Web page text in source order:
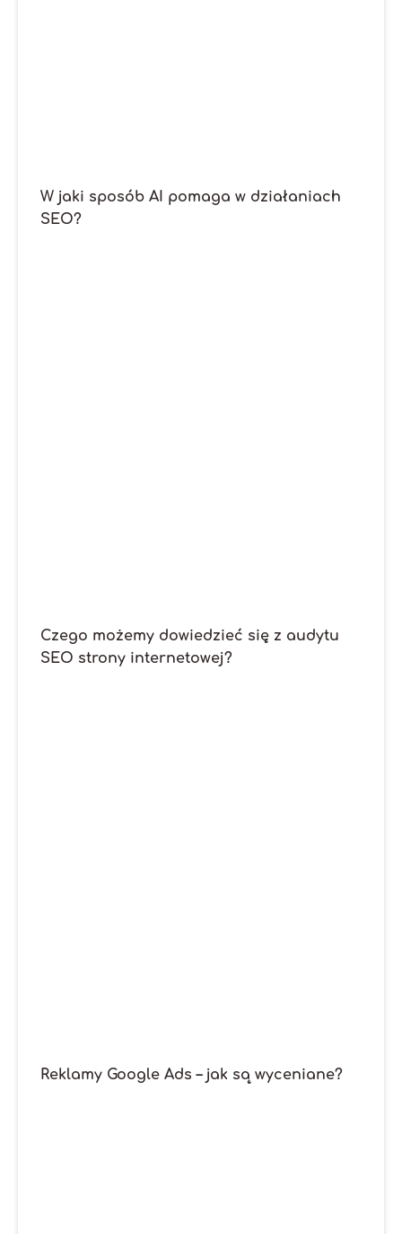
W jaki sposób AI pomaga w działaniach
SEO?
Czego możemy dowiedzieć się z audytu
SEO strony internetowej?
Reklamy Google Ads – jak są wyceniane?